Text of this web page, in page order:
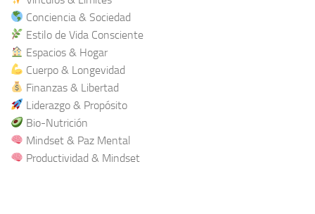
Conciencia & Sociedad
Estilo de Vida Consciente
Espacios & Hogar
Cuerpo & Longevidad
Finanzas & Libertad
Liderazgo & Propósito
Bio-Nutrición
Mindset & Paz Mental
Productividad & Mindset